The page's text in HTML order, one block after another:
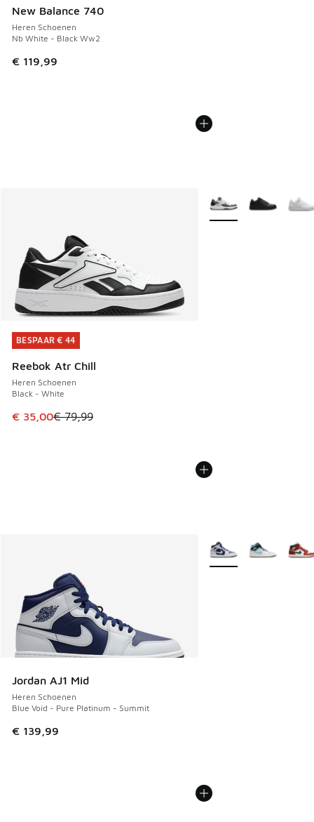
New Balance 740
Heren Schoenen
Nb White - Black Ww2
€ 119,99
BESPAAR € 44
Reebok Atr Chill
Heren Schoenen
Black - White
Dit artikel is in de uitverkoop. Dit artikel is in de
€ 35,00€ 79,99
BESPAAR € 44
Meer kleuren
Jordan AJ1 Mid
Heren Schoenen
Blue Void - Pure Platinum - Summit
€ 139,99
Meer kleuren